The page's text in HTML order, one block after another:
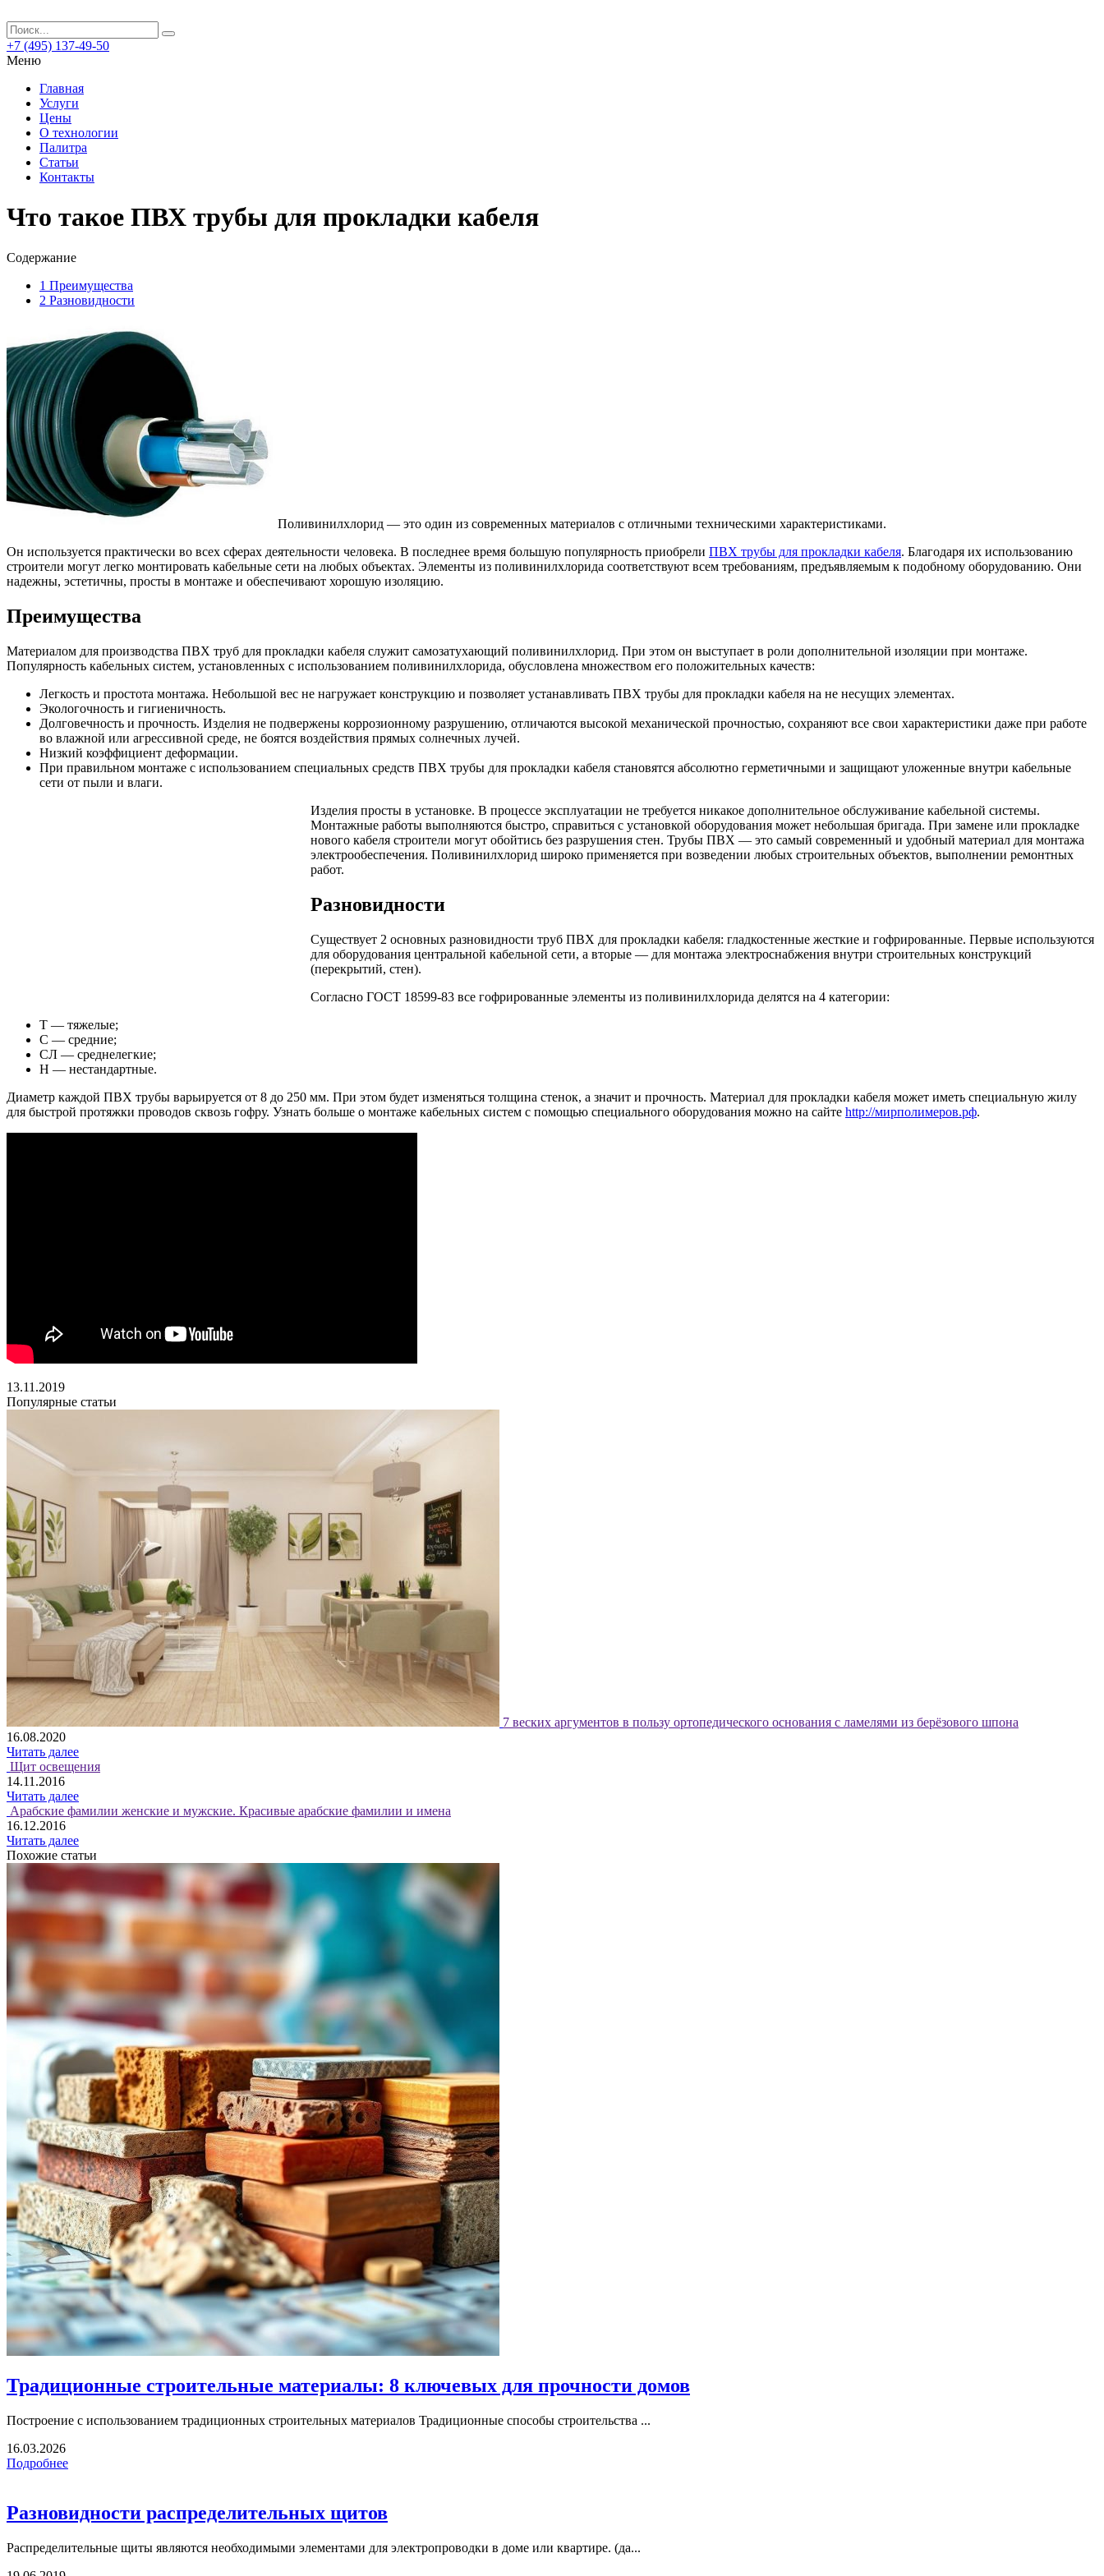
+7 (495) 137-49-50
Меню
Главная
Услуги
Цены
О технологии
Палитра
Статьи
Контакты
Что такое ПВХ трубы для прокладки кабеля
Содержание
1 Преимущества
2 Разновидности
Поливинилхлорид — это один из современных материалов с отличными техническими характеристиками.
Он используется практически во всех сферах деятельности человека. В последнее время большую популярность приобрели ПВХ трубы для прокладки кабеля. Благодаря их использованию
строители могут легко монтировать кабельные сети на любых объектах. Элементы из поливинилхлорида соответствуют всем требованиям, предъявляемым к подобному оборудованию. Они
надежны, эстетичны, просты в монтаже и обеспечивают хорошую изоляцию.
Преимущества
Материалом для производства ПВХ труб для прокладки кабеля служит самозатухающий поливинилхлорид. При этом он выступает в роли дополнительной изоляции при монтаже.
Популярность кабельных систем, установленных с использованием поливинилхлорида, обусловлена множеством его положительных качеств:
Легкость и простота монтажа. Небольшой вес не нагружает конструкцию и позволяет устанавливать ПВХ трубы для прокладки кабеля на не несущих элементах.
Экологочность и гигиеничность.
Долговечность и прочность. Изделия не подвержены коррозионному разрушению, отличаются высокой механической прочностью, сохраняют все свои характеристики даже при работе
во влажной или агрессивной среде, не боятся воздействия прямых солнечных лучей.
Низкий коэффициент деформации.
При правильном монтаже с использованием специальных средств ПВХ трубы для прокладки кабеля становятся абсолютно герметичными и защищают уложенные внутри кабельные
сети от пыли и влаги.
Изделия просты в установке. В процессе эксплуатации не требуется никакое дополнительное обслуживание кабельной системы.
Монтажные работы выполняются быстро, справиться с установкой оборудования может небольшая бригада. При замене или прокладке
нового кабеля строители могут обойтись без разрушения стен. Трубы ПВХ — это самый современный и удобный материал для монтажа
электрообеспечения. Поливинилхлорид широко применяется при возведении любых строительных объектов, выполнении ремонтных
работ.
Разновидности
Существует 2 основных разновидности труб ПВХ для прокладки кабеля: гладкостенные жесткие и гофрированные. Первые используются
для оборудования центральной кабельной сети, а вторые — для монтажа электроснабжения внутри строительных конструкций
(перекрытий, стен).
Согласно ГОСТ 18599-83 все гофрированные элементы из поливинилхлорида делятся на 4 категории:
Т — тяжелые;
С — средние;
СЛ — среднелегкие;
Н — нестандартные.
Диаметр каждой ПВХ трубы варьируется от 8 до 250 мм. При этом будет изменяться толщина стенок, а значит и прочность. Материал для прокладки кабеля может иметь специальную жилу
для быстрой протяжки проводов сквозь гофру. Узнать больше о монтаже кабельных систем с помощью специального оборудования можно на сайте http://мирполимеров.рф.
13.11.2019
Популярные статьи
7 веских аргументов в пользу ортопедического основания с ламелями из берёзового шпона
16.08.2020
Читать далее
Щит освещения
14.11.2016
Читать далее
Арабские фамилии женские и мужские. Красивые арабские фамилии и имена
16.12.2016
Читать далее
Похожие статьи
Традиционные строительные материалы: 8 ключевых для прочности домов
Построение с использованием традиционных строительных материалов Традиционные способы строительства ...
16.03.2026
Подробнее
Разновидности распределительных щитов
Распределительные щиты являются необходимыми элементами для электропроводки в доме или квартире. (да...